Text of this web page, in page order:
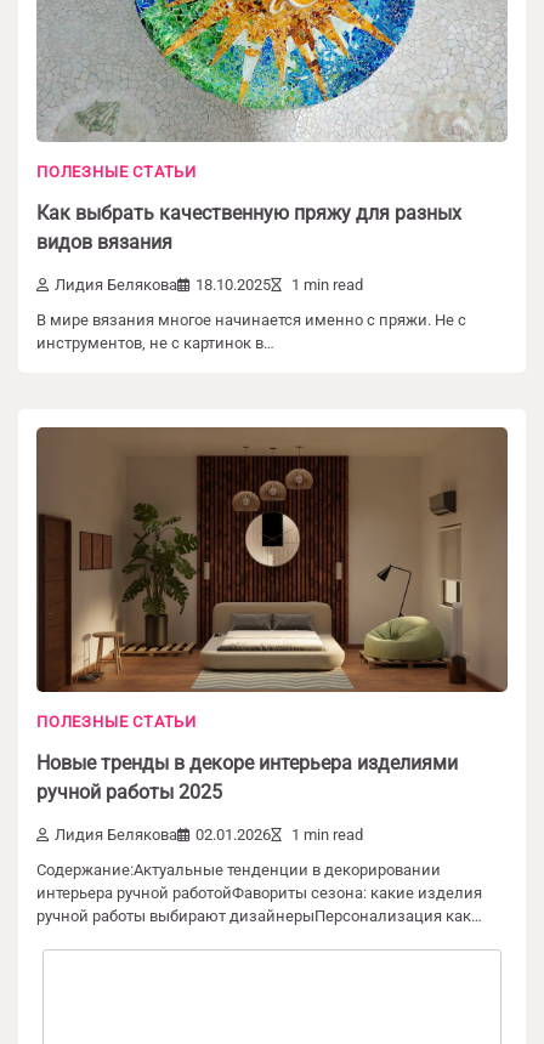
ПОЛЕЗНЫЕ СТАТЬИ
Как выбрать качественную пряжу для разных
видов вязания
Лидия Белякова 18.10.2025
1 min read
В мире вязания многое начинается именно с пряжи. Не с
инструментов, не с картинок в…
ПОЛЕЗНЫЕ СТАТЬИ
Новые тренды в декоре интерьера изделиями
ручной работы 2025
Лидия Белякова 02.01.2026
1 min read
Содержание:Актуальные тенденции в декорировании
интерьера ручной работойФавориты сезона: какие изделия
ручной работы выбирают дизайнерыПерсонализация как…
Добавить комментарий
Ваш адрес email не будет опубликован.
Обязательные поля помечены *
Комментарий*